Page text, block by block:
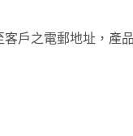
戶之電郵地址，產